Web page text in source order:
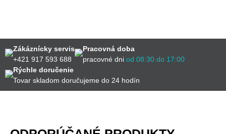
Zákáznícky servis
+421 917 593 688
Pracovná doba
pracovné dni od 08:30 do 17:00
Rýchle doručenie
Tovar skladom doručujeme do 24 hodín